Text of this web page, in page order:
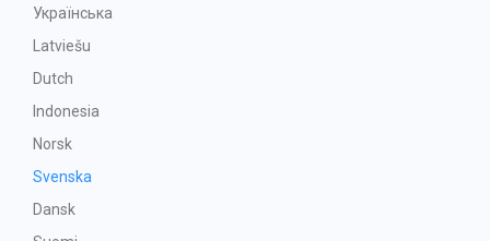
Українська
Latviešu
Dutch
Indonesia
Norsk
Svenska
Dansk